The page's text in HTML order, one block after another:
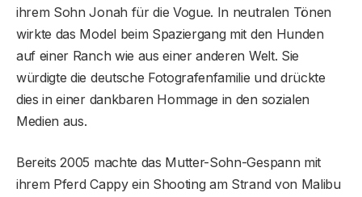
ihrem Sohn Jonah für die Vogue. In neutralen Tönen
wirkte das Model beim Spaziergang mit den Hunden
auf einer Ranch wie aus einer anderen Welt. Sie
würdigte die deutsche Fotografenfamilie und drückte
dies in einer dankbaren Hommage in den sozialen
Medien aus.
Bereits 2005 machte das Mutter-Sohn-Gespann mit
ihrem Pferd Cappy ein Shooting am Strand von Malibu